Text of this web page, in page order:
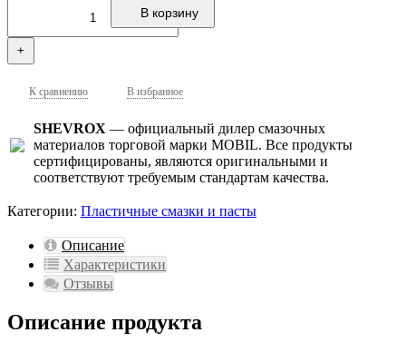
+
В корзину
К сравнению В избранное
SHEVROX — официальный дилер смазочных
материалов торговой марки MOBIL. Все продукты
сертифицированы, являются оригинальными и
соответствуют требуемым стандартам качества.
Категории: Пластичные смазки и пасты
Описание
Характеристики
Отзывы
Описание продукта